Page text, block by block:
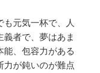
元気一杯で、人
義者で、夢はあま
能、包容力がある
力が鈍いのが難点